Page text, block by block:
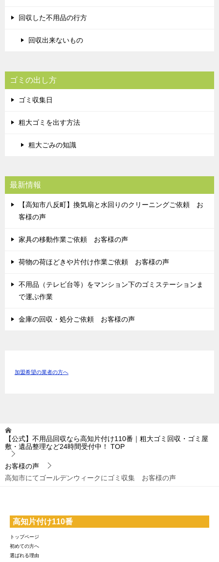
回収した不用品の行方
回収出来ないもの
ゴミの出し方
ゴミ収集日
粗大ゴミを出す方法
粗大ごみの知識
最新情報
【高知市八反町】換気扇と水回りのクリーニングご依頼 お
客様の声
家具の移動作業ご依頼 お客様の声
荷物の荷ほどきや片付け作業ご依頼 お客様の声
不用品（テレビ台等）をマンション下のゴミステーションま
で運ぶ作業
金庫の回収・処分ご依頼 お客様の声
加盟希望の業者の方へ
【公式】不用品回収なら高知片付け110番｜粗大ゴミ回収・ゴミ屋
敷・遺品整理など24時間受付中！
TOP
お客様の声
高知市にてゴールデンウィークにゴミ収集 お客様の声
高知片付け110番
トップページ
初めての方へ
選ばれる理由